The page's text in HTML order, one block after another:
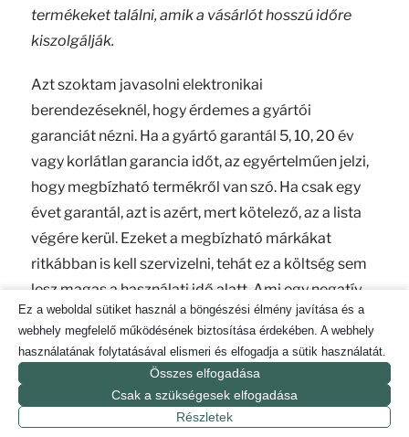
termékeket találni, amik a vásárlót hosszú időre
kiszolgálják.
Azt szoktam javasolni elektronikai
berendezéseknél, hogy érdemes a gyártói
garanciát nézni. Ha a gyártó garantál 5, 10, 20 év
vagy korlátlan garancia időt, az egyértelműen jelzi,
hogy megbízható termékről van szó. Ha csak egy
évet garantál, azt is azért, mert kötelező, az a lista
végére kerül. Ezeket a megbízható márkákat
ritkábban is kell szervizelni, tehát ez a költség sem
lesz magas a használati idő alatt. Ami egy negatív
dolog, hogy sokszor egy elem javítási költsége
annyi, mint egy komplett új gép. Elvileg nem éri meg
javíttatni. Ez sokakat meggátol abban, hogy
javíttassák a régebbi eszközeiket. Az anyagiak
sokat számítanak, DE. Egy magasabb tudatosság
Ez a weboldal sütiket használ a böngészési élmény javítása és a
webhely megfelelő működésének biztosítása érdekében. A webhely
használatának folytatásával elismeri és elfogadja a sütik használatát.
Összes elfogadása
Csak a szükségesek elfogadása
Részletek